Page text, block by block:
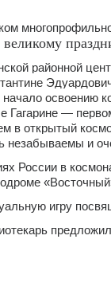
районной
начало освоению
Гагарине —
в открытый
незабываемы и
России в
игру